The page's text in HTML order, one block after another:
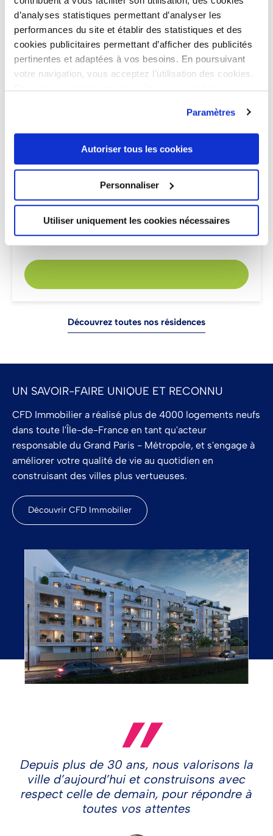
d’analyses statistiques permettant d’analyser les
performances du site et établir des statistiques et des
cookies publicitaires permettant d’afficher des publicités
pertinentes et adaptées à vos besoins. En poursuivant
votre navigation, vous acceptez l’utilisation des cookies.
Pour ensavoir plusetparamétrer vos cookies
Paramètres
Autoriser tous les cookies
Personnaliser
Utiliser uniquement les cookies nécessaires
Je découvre les appartements
LES TERRASSES DE LA VARENNE
SAINT-MAUR-DES-FOSSÉS (94)
Découvrez toutes nos résidences
UN SAVOIR-FAIRE UNIQUE ET RECONNU
CFD Immobilier a réalisé plus de 4000 logements neufs
dans toute l'Île-de-France en tant qu'acteur
responsable du Grand Paris - Métropole, et s'engage à
améliorer votre qualité de vie au quotidien en
construisant des villes plus vertueuses.
Découvrir CFD Immobilier
Depuis plus de 30 ans, nous valorisons la
ville d’aujourd’hui et construisons avec
respect celle de demain, pour répondre à
toutes vos attentes